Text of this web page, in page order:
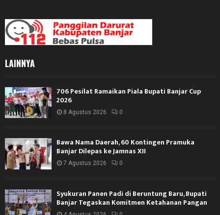
LAINNYA
706 Pesilat Ramaikan Piala Bupati Banjar Cup
2026
8 Agustus 2026 0
Bawa Nama Daerah, 60 Kontingen Pramuka
Banjar Dilepas ke Jamnas XII
7 Agustus 2026 0
Syukuran Panen Padi di Beruntung Baru, Bupati
Banjar Tegaskan Komitmen Ketahanan Pangan